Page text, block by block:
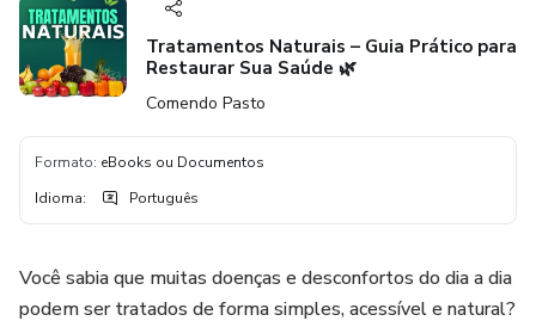
Tratamentos Naturais – Guia Prático para
Restaurar Sua Saúde 🌿
Comendo Pasto
Formato: eBooks ou Documentos
Idioma: Português
Você sabia que muitas doenças e desconfortos do dia a dia
podem ser tratados de forma simples, acessível e natural?